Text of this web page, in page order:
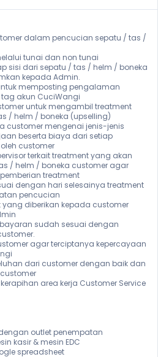
dalam pencucian sepatu / tas /
tunai dan non tunai
sisi dari sepatu / tas / helm / boneka
kepada Admin.
memposting pengalaman
akun CuciWangi
untuk mengambil treatment
/ helm / boneka (upselling)
customer mengenai jenis-jenis
beserta biaya dari setiap
customer
terkait treatment yang akan
/ helm / boneka customer agar
treatment
dengan hari selesainya treatment
pencucian
yang diberikan kepada customer
sudah sesuai dengan
agar terciptanya kepercayaan
dari customer dengan baik dan
area kerja Customer Service
outlet penempatan
kasir & mesin EDC
spreadsheet